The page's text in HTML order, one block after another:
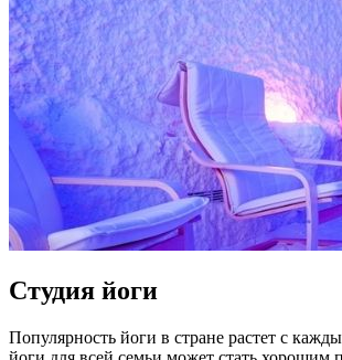
Студия йоги
Популярность йоги в стране растет с